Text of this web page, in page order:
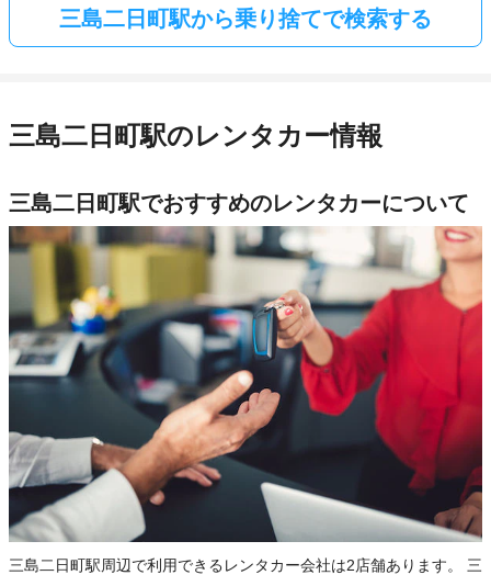
三島二日町駅から乗り捨てで検索する
三島二日町駅のレンタカー情報
三島二日町駅でおすすめのレンタカーについて
三島二日町駅周辺で利用できるレンタカー会社は2店舗あります。 三